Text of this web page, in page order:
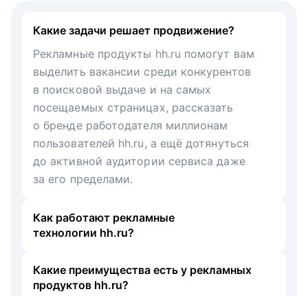
Какие задачи решает продвижение?
Рекламные продукты hh.ru помогут вам
выделить вакансии среди конкурентов
в поисковой выдаче и на самых
посещаемых страницах, рассказать
о бренде работодателя миллионам
пользователей hh.ru, а ещё дотянуться
до активной аудитории сервиса даже
за его пределами.
Как работают рекламные
технологии hh.ru?
Какие преимущества есть у рекламных
продуктов hh.ru?